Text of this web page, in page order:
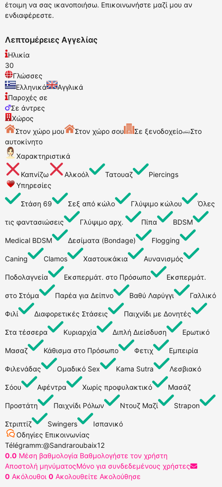
έτοιμη να σας ικανοποιήσω. Επικοινωνήστε μαζί μου αν
ενδιαφέρεστε.
Λεπτομέρειες Αγγελίας
Ηλικία
30
Γλώσσες
Ελληνικά
Αγγλικά
Παροχές σε
Σε άντρες
Χώρος
Στον χώρο μου
Στον χώρο σου Σε ξενοδοχείο
Στο
αυτοκίνητο
Χαρακτηριστικά
Καπνίζω Αλκοόλ Τατουαζ
Piercings
Υπηρεσίες
Στάση 69 Σεξ από κώλο Γλύψιμο κώλου Όλες
τις φαντασιώσεις Γλύψιμο αρχ. Πίπα BDSM
Medical BDSM Δεσίματα (Bondage) Flogging
Caning Clamos Χαστουκάκια Αυνανισμός
Ποδολαγνεία Εκσπερμάτ. στο Πρόσωπο Εκσπερμάτ.
στο Στόμα Παρέα για Δείπνο Βαθύ Λαρύγγι Γαλλικό
Φιλί Διαφορετικές Στάσεις Παιχνίδι με Δονητές
Στα τέσσερα Κυριαρχία Διπλή Διείσδυση Ερωτικό
Μασαζ Κάθισμα στο Πρόσωπο Φετιχ Εμπειρία
Φιλενάδας Ομαδικό Sex Kama Sutra Λεσβιακό
Σόου Αφέντρα Χωρίς προφυλακτικό Μασάζ
Προστάτη Παιχνίδι Ρόλων Ντουζ Μαζί Strapon
Στριπτίζ Swingers
Ισπανικό
Οδηγίες Επικοινωνίας
Télégramm:@Sandraroubaix12
0.0 Μέση βαθμολογία Βαθμολογήστε τον χρήστη
Αποστολή μηνύματοςΜόνο για συνδεδεμένους χρήστες
0 Ακόλουθοι 0 Ακολουθείτε Ακολούθησε